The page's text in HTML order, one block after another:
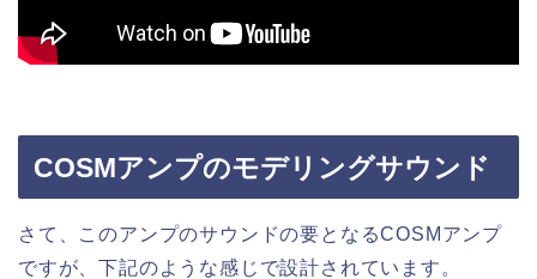
COSMアンプのモデリングサウンド
さて、このアンプのサウンドの要となるCOSMアンプ
ですが、下記のような感じで設計されています。